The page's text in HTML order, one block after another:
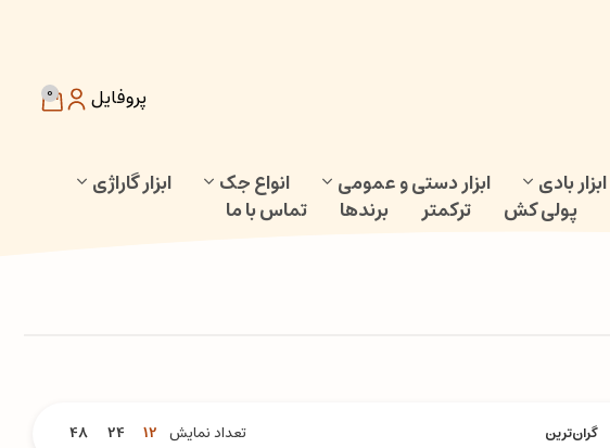
0 پروفایل
ابزار بادی ابزار دستی و عمومی انواع جک
ابزار گاراژی
پولی کش ترکمتر برندها تماس با ما
گران‌ترین تعداد نمایش 12
24
48